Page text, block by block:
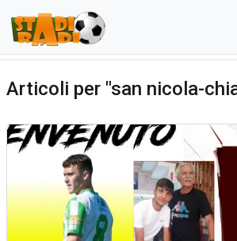
Articoli per "san nicola-